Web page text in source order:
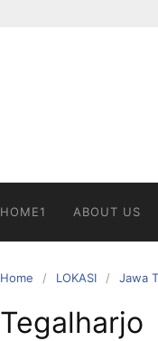
HOME1 ABOUT US
Home LOKASI Jawa
Tegalharjo